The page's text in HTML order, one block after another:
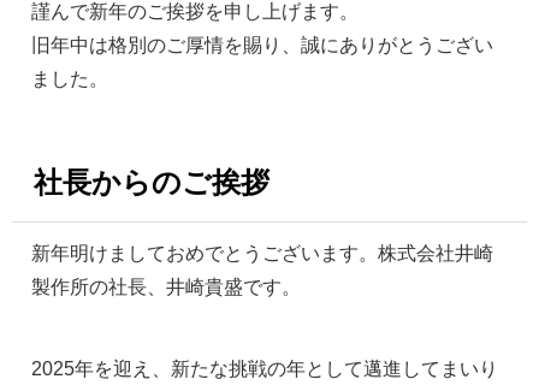
謹んで新年のご挨拶を申し上げます。
旧年中は格別のご厚情を賜り、誠にありがとうござい
ました。
社長からのご挨拶
新年明けましておめでとうございます。株式会社井崎
製作所の社長、井崎貴盛です。
2025年を迎え、新たな挑戦の年として邁進してまいり